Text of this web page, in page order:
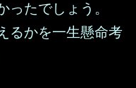
ったでしょう。
るかを一生懸命考